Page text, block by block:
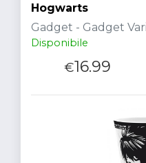
Hogwarts
Gadget - Gadget Vari
Disponibile
€16.99